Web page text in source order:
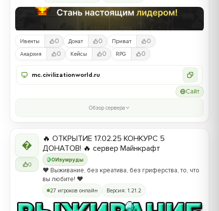
Ивенты 0 Донат 0 Приват 0
Анархия 0 Кейсы 0 RPG 0
mc.civilizationworld.ru
Сайт
Обзор сервера

0
0Изумруды
🔥 ОТКРЫТИЕ 17.02.25 КОНКУРС 5
ДОНАТОВ! 🔥 сервер Майнкрафт
❤️ Выживание, без креатива, без гриферства, то, что
вы любите! ❤️
27 игроков онлайн Версия: 1.21.2